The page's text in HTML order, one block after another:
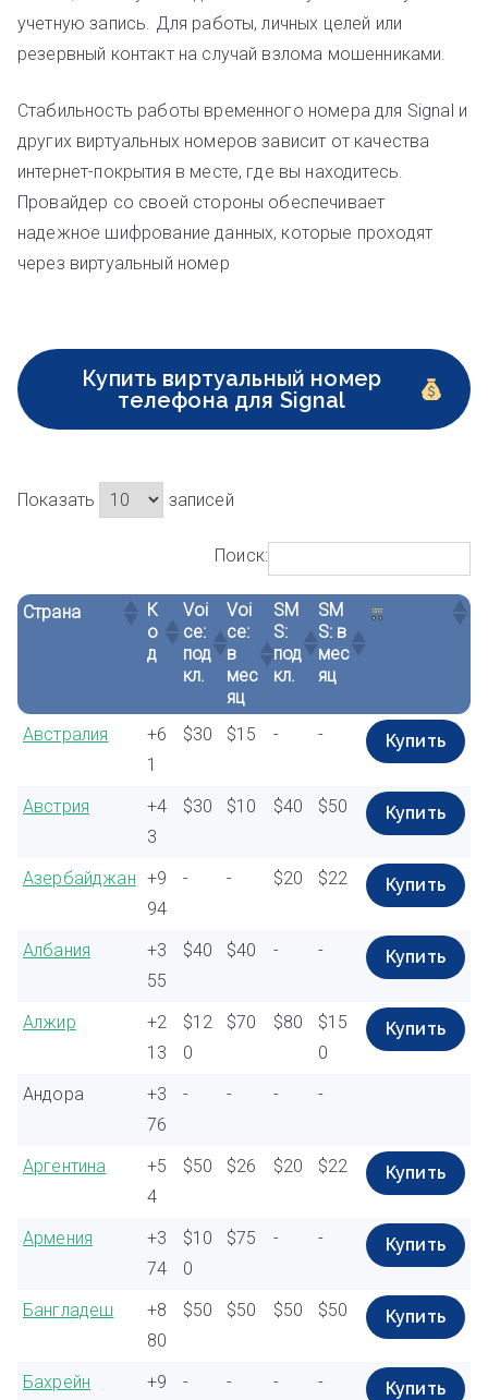
учетную запись. Для работы, личных целей или
резервный контакт на случай взлома мошенниками.
Стабильность работы временного номера для Signal и
других виртуальных номеров зависит от качества
интернет-покрытия в месте, где вы находитесь.
Провайдер со своей стороны обеспечивает
надежное шифрование данных, которые проходят
через виртуальный номер
Купить виртуальный номер
телефона для Signal
Показать записей
Поиск:
Страна
К
о
д
Voi
ce:
под
кл.
Voi
ce:
в
мес
яц
SM
S:
под
кл.
SM
S: в
мес
яц
Страна
К
о
д
Voi
ce:
Voi
ce:
яц
Австралия
+6
1
$30 $15 - - Купить
Австрия
+4
3
$30 $10 $40 $50 Купить
Азербайджан +9
94
- - $20 $22 Купить
Албания
+3
55
$40 $40 - - Купить
Алжир
+2
13
$12
0
$70 $80
$15
0
Купить
Андора
+3
76
- - - -
Аргентина
+5
4
$50 $26 $20 $22 Купить
Армения
+3
74
$10
0
$75 - - Купить
Бангладеш
+8
80
$50 $50 $50 $50 Купить
Бахрейн
+9
- - - - Купить